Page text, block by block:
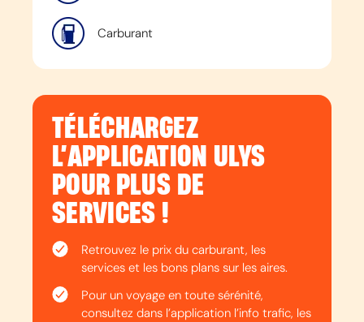
Carburant
TÉLÉCHARGEZ
L’APPLICATION ULYS
POUR PLUS DE
SERVICES !
Retrouvez le prix du carburant, les
services et les bons plans sur les aires.
Pour un voyage en toute sérénité,
consultez dans l’application l’info trafic, les